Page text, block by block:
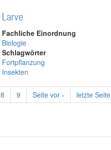
Larve
Fachliche Einordnung
Biologie
Schlagwörter
Fortpflanzung
Insekten
Page
8 Page
9
Nächste
Seite
Seite vor ›
Letzte
Seite
letzte